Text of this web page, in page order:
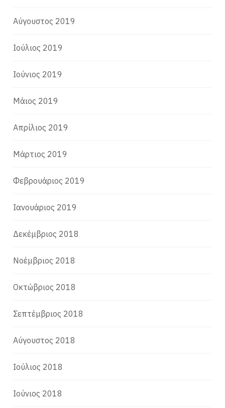
Αύγουστος 2019
Ιούλιος 2019
Ιούνιος 2019
Μάιος 2019
Απρίλιος 2019
Μάρτιος 2019
Φεβρουάριος 2019
Ιανουάριος 2019
Δεκέμβριος 2018
Νοέμβριος 2018
Οκτώβριος 2018
Σεπτέμβριος 2018
Αύγουστος 2018
Ιούλιος 2018
Ιούνιος 2018